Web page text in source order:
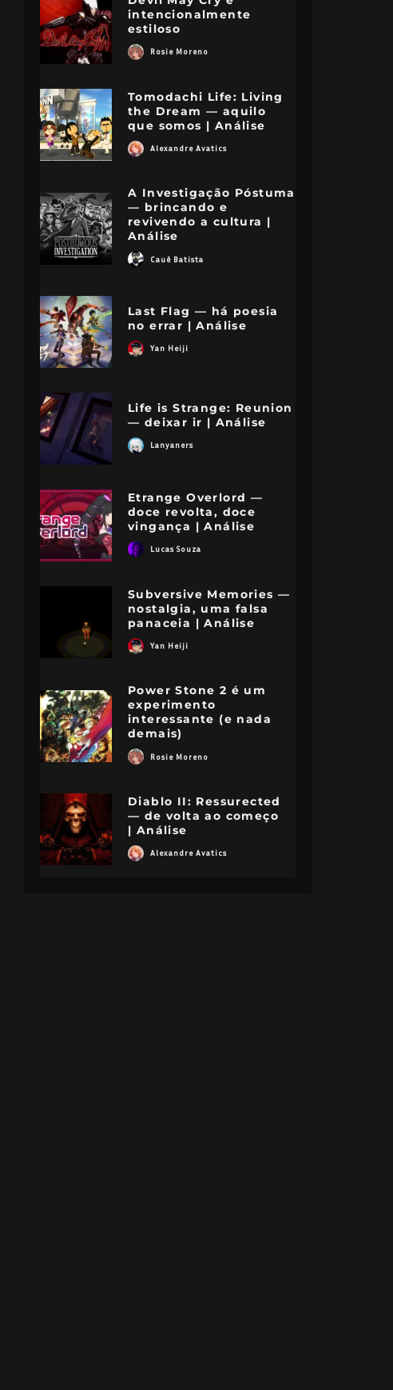
intencionalmente
estiloso
Rosie Moreno
Tomodachi Life: Living
the Dream — aquilo
que somos | Análise
Alexandre Avatics
A Investigação Póstuma
— brincando e
revivendo a cultura |
Análise
Cauê Batista
Last Flag — há poesia
no errar | Análise
Yan Heiji
Life is Strange: Reunion
— deixar ir | Análise
Lanyaners
Etrange Overlord —
doce revolta, doce
vingança | Análise
Lucas Souza
Subversive Memories —
nostalgia, uma falsa
panaceia | Análise
Yan Heiji
Power Stone 2 é um
experimento
interessante (e nada
demais)
Rosie Moreno
Diablo II: Ressurected
— de volta ao começo
| Análise
Alexandre Avatics